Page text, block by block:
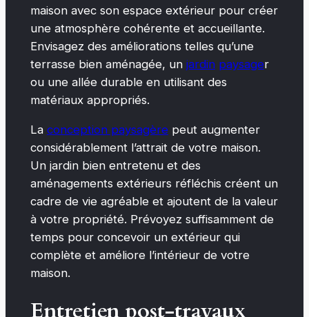
maison avec son espace extérieur pour créer
une atmosphère cohérente et accueillante.
Envisagez des améliorations telles qu’une
terrasse bien aménagée, un jardin paysager
ou une allée durable en utilisant des
matériaux appropriés.
La conception paysagère peut augmenter
considérablement l’attrait de votre maison.
Un jardin bien entretenu et des
aménagements extérieurs réfléchis créent un
cadre de vie agréable et ajoutent de la valeur
à votre propriété. Prévoyez suffisamment de
temps pour concevoir un extérieur qui
complète et améliore l’intérieur de votre
maison.
Entretien post-travaux